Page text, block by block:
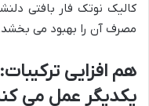
کالیک نوتک فار بافتی
مصرف آن را بهبود می
هم افزایی
یکدیگر عمل می